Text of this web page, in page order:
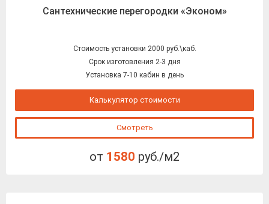
Сантехнические перегородки «Эконом»
Стоимость установки 2000 руб.\каб.
Срок изготовления 2-3 дня
Установка 7-10 кабин в день
Калькулятор стоимости
Смотреть
от 1580 руб./м2